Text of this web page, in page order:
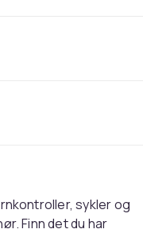
sykler og
Finn det du har